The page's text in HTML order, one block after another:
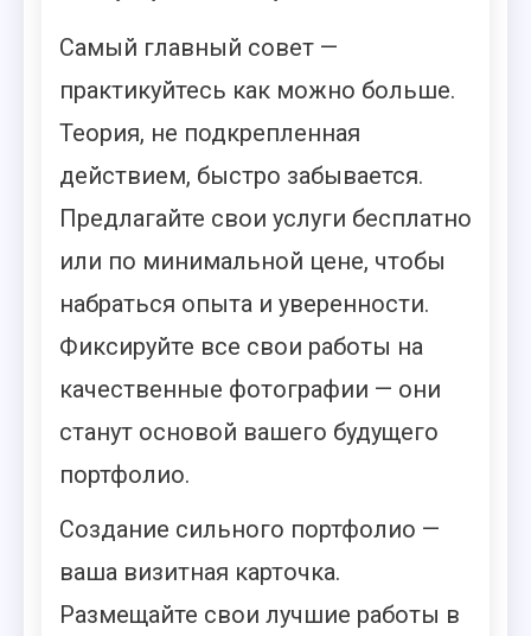
Самый главный совет —
практикуйтесь как можно больше.
Теория, не подкрепленная
действием, быстро забывается.
Предлагайте свои услуги бесплатно
или по минимальной цене, чтобы
набраться опыта и уверенности.
Фиксируйте все свои работы на
качественные фотографии — они
станут основой вашего будущего
портфолио.
Создание сильного портфолио —
ваша визитная карточка.
Размещайте свои лучшие работы в